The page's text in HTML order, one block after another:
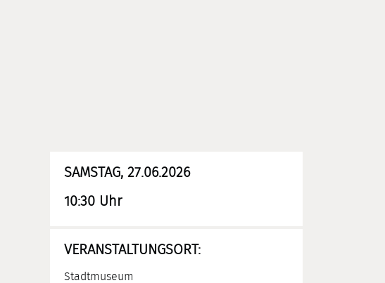
SAMSTAG, 27.06.2026
10:30 Uhr
VERANSTALTUNGSORT:
Stadtmuseum